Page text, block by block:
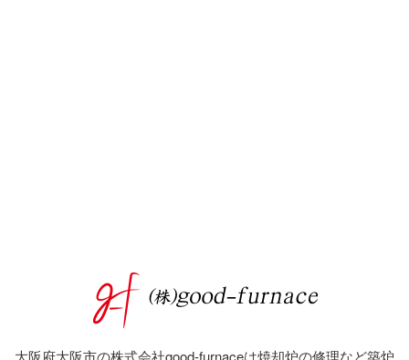
大阪府大阪市の株式会社good-furnaceは焼却炉の修理など築炉